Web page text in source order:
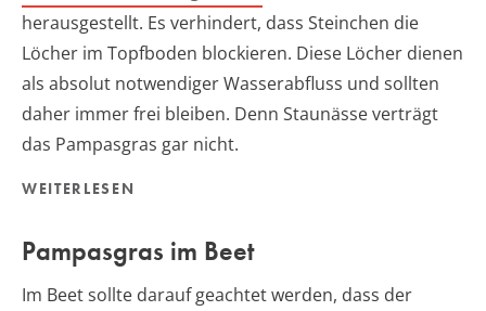
herausgestellt. Es verhindert, dass Steinchen die
Löcher im Topfboden blockieren. Diese Löcher dienen
als absolut notwendiger Wasserabfluss und sollten
daher immer frei bleiben. Denn Staunässe verträgt
das Pampasgras gar nicht.
WEITERLESEN
Pampasgras im Beet
Im Beet sollte darauf geachtet werden, dass der